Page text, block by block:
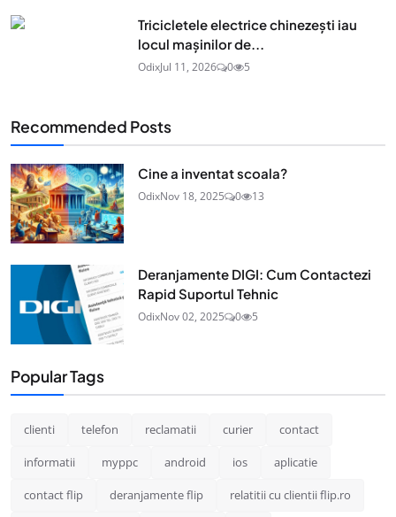
Tricicletele electrice chinezești iau
locul mașinilor de...
OdixJul 11, 2026 0 5
Recommended Posts
Cine a inventat scoala?
OdixNov 18, 2025 0 13
Deranjamente DIGI: Cum Contactezi
Rapid Suportul Tehnic
OdixNov 02, 2025 0 5
Popular Tags
clienti telefon reclamatii curier contact
informatii myppc android ios aplicatie
contact flip deranjamente flip relatitii cu clientii flip.ro